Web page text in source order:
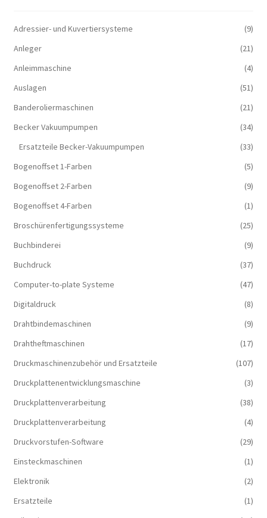
Adressier- und Kuvertiersysteme
(9)
Anleger
(21)
Anleimmaschine
(4)
Auslagen
(51)
Banderoliermaschinen
(21)
Becker Vakuumpumpen
(34)
Ersatzteile Becker-Vakuumpumpen
(33)
Bogenoffset 1-Farben
(5)
Bogenoffset 2-Farben
(9)
Bogenoffset 4-Farben
(1)
Broschürenfertigungssysteme
(25)
Buchbinderei
(9)
Buchdruck
(37)
Computer-to-plate Systeme
(47)
Digitaldruck
(8)
Drahtbindemaschinen
(9)
Drahtheftmaschinen
(17)
Druckmaschinenzubehör und Ersatzteile
(107)
Druckplattenentwicklungsmaschine
(3)
Druckplattenverarbeitung
(38)
Druckplattenverarbeitung
(4)
Druckvorstufen-Software
(29)
Einsteckmaschinen
(1)
Elektronik
(2)
Ersatzteile
(1)